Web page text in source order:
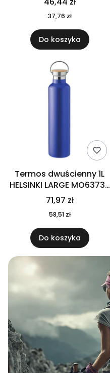
pochodzącej z
recyklingu 520 ml 94294
37,76 zł
Do koszyka
Termos dwuścienny 1L
HELSINKI LARGE MO6373-
04
71,97 zł
58,51 zł
Do koszyka